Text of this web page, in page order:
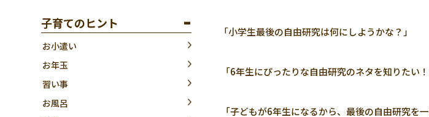
子育てのヒント
お小遣い
お年玉
習い事
お風呂
「小学生最後の自由研究は何にしようかな？」
「6年生にぴったりな自由研究のネタを知りたい！
「子どもが6年生になるから、最後の自由研究を